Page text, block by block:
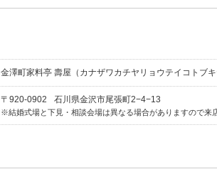
金澤町家料亭 壽屋（カナザワカチヤリョウテイコトブキ
〒920-0902 石川県金沢市尾張町2−4−13
結婚式場と下見・相談会場は異なる場合がありますので来